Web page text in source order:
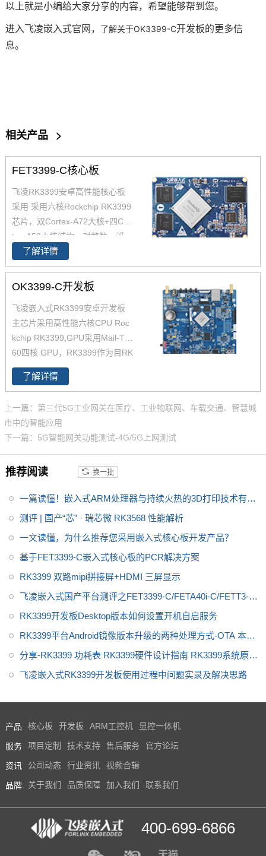
以上就是小编给大家分享的内容，希望能够帮到您。
进入飞凌嵌入式官网， 了解关于OK3399-C开发板的更多信
息。
相关产品 >
FET3399-C核心板
飞凌RK3399安卓高性能核心板
采用 采用六核Rockchip RK3399
芯片，双Cortex-A72大核+四Cor
tex-A53小核结构，对整数、浮
点、内存等作了大幅优化，在整
体性能、功耗及核心面积三个方
面提升。以下将对瑞芯微芯片RK
其性能做具体介绍。如您对飞凌
RK3399系列核心板有兴趣，欢
迎咨询了解。
了解详情
OK3399-C开发板
飞凌嵌入式RK3399安卓开发板
主芯片采用高性能六核CPU Roc
kchip RK3399,GPU采用Mail-T8
60四核 GPU，RK3399作为目RK
产品线中低功耗、高性能的代
表，可满足人脸识别设备、机器
用。飞凌RK3399开发板在整体
性能、功耗及核心面积做了大幅
度优化，更加满足工业设计需
求。飞凌RK3399开发板为进一
步减少用户二次开发难度，开放
9用户手册、芯片手册，加上优质
的技术服务，让您的方案从构思
了解详情
上一篇：第三代5G工业网关在医疗、工业物联网、车载交通、智慧城
市中的智能应用
下一篇：5G智能网关功能测试-4G/5G上网测试
推荐阅读 换一批
一篇读懂！嵌入式ARM处理器与持续火热的3D打印技术有何
关联
测评 | 国产“芯” · 瑞芯微 RK3568 性能解析
一文读懂，为什么推荐您采用嵌入式核心板开发产品？
基于FET3399-C嵌入式核心板的PCR解决方案
RK3399 双路mipi拼接屏+HDMI 三屏显示
飞凌嵌入式国产平台测评之FET3399-C/FETA40i-C/FETT3-C
核心板
RK3399开发板Desktop版本如何设置开机自启服务
RK3399平台Android镜像版本升级的两种处理方式-OTA 本地
升级、OTA远程升级
分享-RK3399 功耗表 RK3399硬件设计指南 RK3399系统原理
图
飞凌嵌入式RK3399开发板使用过程中问题实录及解决思路
产品 核心板 开发板 ARM工控机 显控一体机
服务 项目定制 技术支持 售后服务 官方论坛
资讯 公司动态 行业资讯 视频合辑
品牌 关于我们 品质保障 加入我们 联系我们
400-699-6866